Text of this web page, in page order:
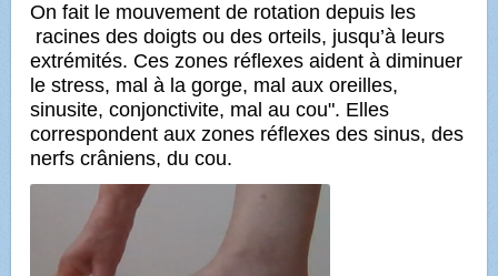
On fait le mouvement de rotation depuis les
racines des doigts ou des orteils, jusqu’à leurs
extrémités. Ces zones réflexes aident à diminuer
le stress, mal à la gorge, mal aux oreilles,
sinusite, conjonctivite, mal au cou". Elles
correspondent aux zones réflexes des sinus, des
nerfs crâniens, du cou.